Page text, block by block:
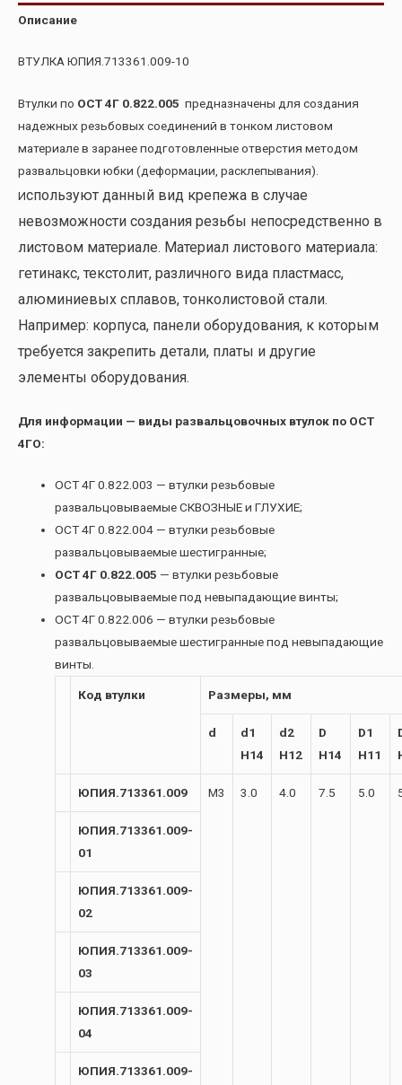
Описание
ВТУЛКА ЮПИЯ.713361.009-10
Втулки по ОСТ 4Г 0.822.005 предназначены для создания
надежных резьбовых соединений в тонком листовом
материале в заранее подготовленные отверстия методом
развальцовки юбки (деформации, расклепывания).
Используют данный вид крепежа в случае
невозможности создания резьбы непосредственно в
листовом материале. Материал листового материала:
гетинакс, текстолит, различного вида пластмасс,
алюминиевых сплавов, тонколистовой стали.
Например: корпуса, панели оборудования, к которым
требуется закрепить детали, платы и другие
элементы оборудования.
Для информации — виды развальцовочных втулок по ОСТ
4ГО:
ОСТ 4Г 0.822.003 — втулки резьбовые
развальцовываемые СКВОЗНЫЕ и ГЛУХИЕ;
ОСТ 4Г 0.822.004 — втулки резьбовые
развальцовываемые шестигранные;
ОСТ 4Г 0.822.005 — втулки резьбовые
развальцовываемые под невыпадающие винты;
ОСТ 4Г 0.822.006 — втулки резьбовые
развальцовываемые шестигранные под невыпадающие
винты.
Код втулки Размеры, мм
d
d1
H14
d2
H12
D
H14
D1
H11
ЮПИЯ.713361.009 М3 3.0 4.0 7.5 5.0
ЮПИЯ.713361.009-
01
ЮПИЯ.713361.009-
02
ЮПИЯ.713361.009-
03
ЮПИЯ.713361.009-
04
ЮПИЯ.713361.009-